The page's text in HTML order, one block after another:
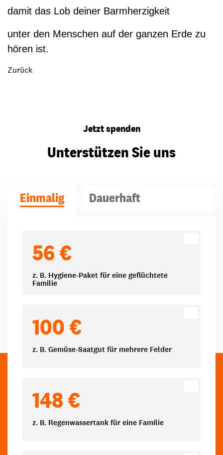
damit das Lob deiner Barmherzigkeit
unter den Menschen auf der ganzen Erde zu
hören ist.
Zurück
Jetzt spenden
Unterstützen Sie uns
Einmalig Dauerhaft
56 €
z. B. Hygiene-Paket für eine geflüchtete
Familie
100 €
z. B. Gemüse-Saatgut für mehrere Felder
148 €
z. B. Regenwassertank für eine Familie